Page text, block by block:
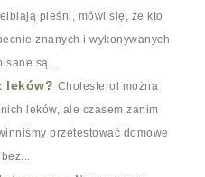
pieśni, mówi się, że kto
znanych i wykonywanych
są...
leków? Cholesterol można
leków, ale czasem zanim
przetestować domowe